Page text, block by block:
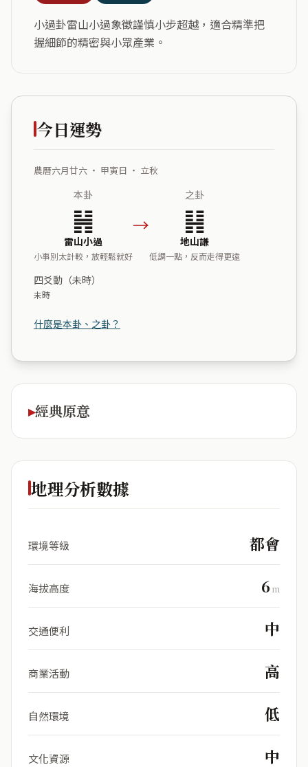
小過卦雷山小過象徵謹慎小步超越，適合精準把
握細節的精密與小眾產業。
今日運勢
農曆六月廿六 ・ 甲寅日 ・ 立秋
本卦
䷽
雷山小過
小事別太計較，放輕鬆就好
→
之卦
䷎
地山謙
低調一點，反而走得更遠
四爻動（未時）
未時
什麼是本卦、之卦？
經典原意
地理分析數據
環境等級 都會
海拔高度 6m
交通便利 中
商業活動 高
自然環境 低
文化資源 中